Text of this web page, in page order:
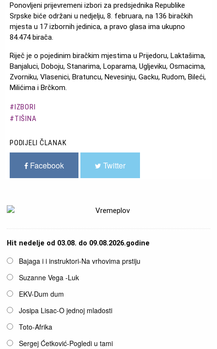
Ponovljeni prijevremeni izbori za predsjednika Republike
Srpske biće održani u nedjelju, 8. februara, na 136 biračkih
mjesta u 17 izbornih jedinica, a pravo glasa ima ukupno
84.474 birača.
Riječ je o pojedinim biračkim mjestima u Prijedoru, Laktašima,
Banjaluci, Doboju, Stanarima, Loparama, Ugljeviku, Osmacima,
Zvorniku, Vlasenici, Bratuncu, Nevesinju, Gacku, Rudom, Bileći,
Milićima i Brčkom.
IZBORI
TIŠINA
PODIJELI ČLANAK
Facebook Twitter
Hit nedelje od 03.08. do 09.08.2026.godine
OpcijeBajaga i i instruktori-Na vrhovima prstiju
Suzanne Vega -Luk
EKV-Dum dum
Josipa Lisac-O jednoj mladosti
Toto-Afrika
Sergej Ćetković-Pogledi u tami